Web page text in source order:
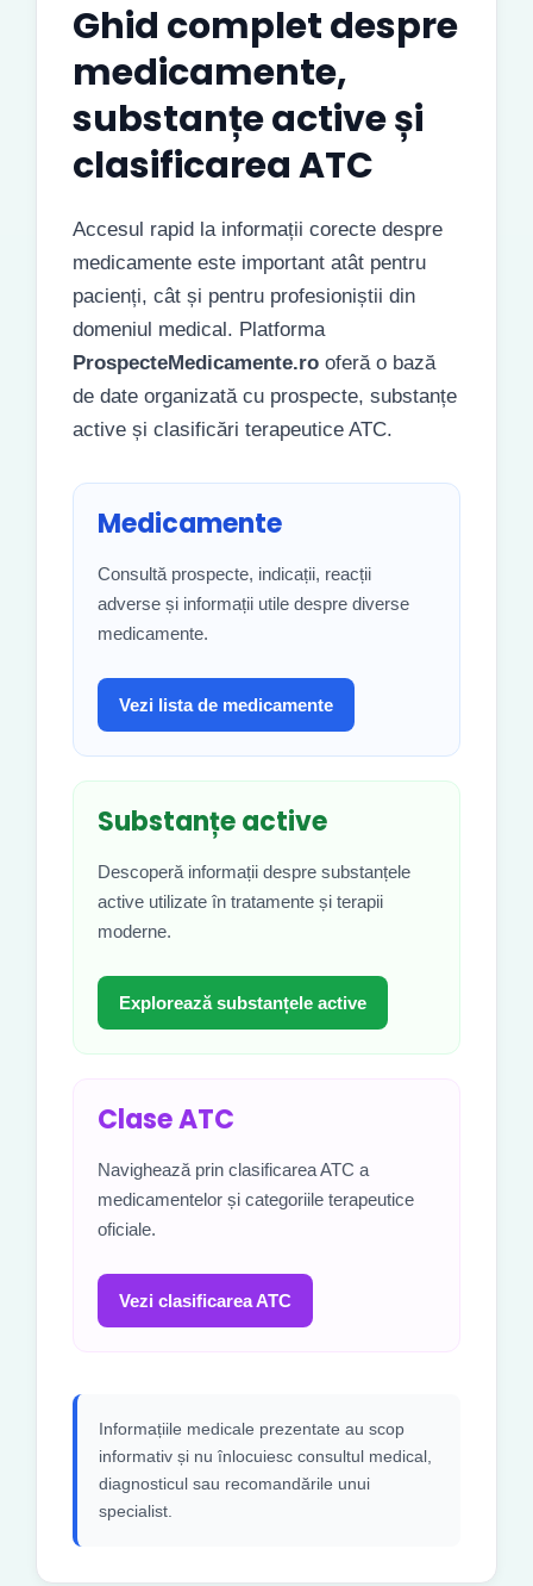
Ghid complet despre
medicamente,
substanțe active și
clasificarea ATC
Accesul rapid la informații corecte despre
medicamente este important atât pentru
pacienți, cât și pentru profesioniștii din
domeniul medical. Platforma
ProspecteMedicamente.ro oferă o bază
de date organizată cu prospecte, substanțe
active și clasificări terapeutice ATC.
Medicamente
Consultă prospecte, indicații, reacții
adverse și informații utile despre diverse
medicamente.
Vezi lista de medicamente
Substanțe active
Descoperă informații despre substanțele
active utilizate în tratamente și terapii
moderne.
Explorează substanțele active
Clase ATC
Navighează prin clasificarea ATC a
medicamentelor și categoriile terapeutice
oficiale.
Vezi clasificarea ATC
Informațiile medicale prezentate au scop
informativ și nu înlocuiesc consultul medical,
diagnosticul sau recomandările unui
specialist.